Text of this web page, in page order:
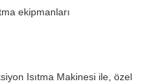
ekipmanları
Isıtma Makinesi ile, özel